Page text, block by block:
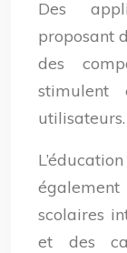
Des
proposant
des
stimulent
utilisateurs.
scolaires
et des